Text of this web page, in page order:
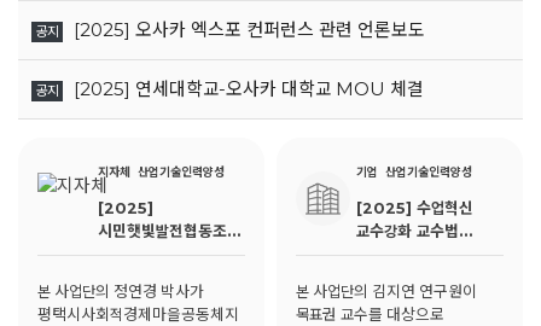
공지 [2025] 오사카 엑스포 컨퍼런스 관련 언론보도
공지 [2025] 연세대학교-오사카 대학교 MOU 체결
지자체 산업기술인력양성
[2025]
시민햇빛발전협동조합
시민교육
본 사업단의 정연경 박사가
평택시사회적경제마을공동체지
기업 산업기술인력양성
[2025] 수업혁신
교수강화 교수법
워크숍: 융합교육으로
본 사업단의 김지연 연구원이
목표권 교수를 대상으로